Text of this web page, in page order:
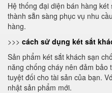
Hệ thống đại diện bán hàng
thành sẵn sàng phục vụ nhu
hàng.
>>> cách sử dụng két sắt
Sản phẩm két sắt khách sạn
năng chống cháy nên đảm bảo
tuyệt đối cho tài sản của bạn.
nhật sản phẩm mới.